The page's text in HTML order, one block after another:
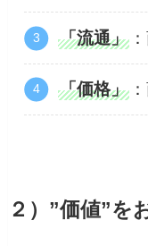
「流通」
「価格」
２）”価値”